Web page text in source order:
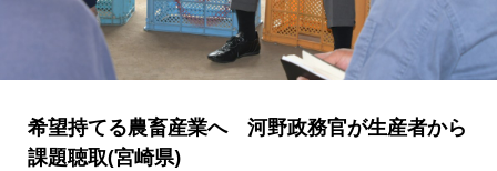
希望持てる農畜産業へ 河野政務官が生産者から
課題聴取(宮崎県)